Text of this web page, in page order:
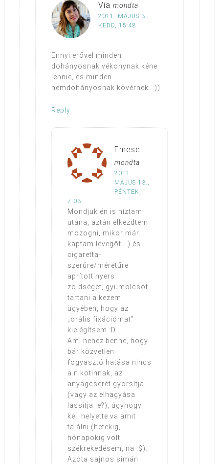
Via mondta
2011. MÁJUS 3.,
KEDD, 15:48
Ennyi erővel minden
dohányosnak vékonynak kéne
lennie, és minden
nemdohányosnak kövérnek. :))
Reply
Emese
mondta
2011.
MÁJUS 13.,
PÉNTEK,
7:03
Mondjuk én is híztam
utána, aztán elkezdtem
mozogni, mikor már
kaptam levegőt :-) és
cigaretta-
szerűre/méretűre
aprított nyers
zöldséget, gyümölcsöt
tartani a kezem
ügyében, hogy az
„orális fixációmat”
kielégítsem :D
Ami nehéz benne, hogy
bár közvetlen
fogyasztó hatása nincs
a nikotinnak, az
anyagcserét gyorsítja
(vagy az elhagyása
lassítja le?), úgyhogy
kell helyette valamit
találni (hetekig,
hónapokig volt
székrekedésem, na :$).
Azóta sajnos simán